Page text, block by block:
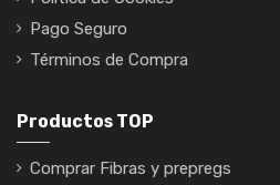
Pago Seguro
Términos de Compra
Productos TOP
Comprar Fibras y prepregs